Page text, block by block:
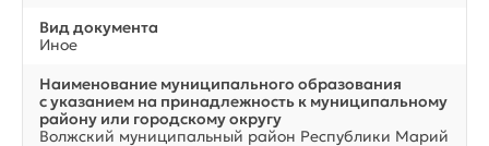
Вид документа
Иное
Наименование муниципального образования
с указанием на принадлежность к муниципальному
району или городскому округу
Волжский муниципальный район Республики Марий